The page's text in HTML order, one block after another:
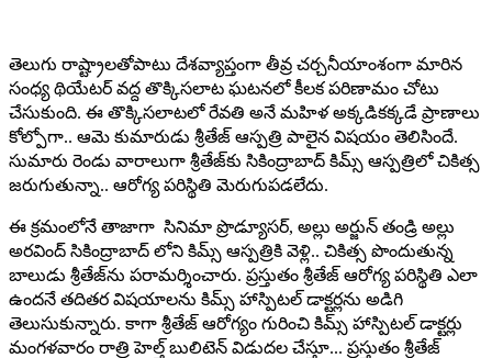
తెలుగు రాష్ట్రాలతోపాటు దేశవ్యాప్తంగా తీవ్ర చర్చనీయాంశంగా మారిన
సంధ్య థియేటర్ వద్ద తొక్కిసలాట ఘటనలో కీలక పరిణామం చోటు
చేసుకుంది. ఈ తొక్కిసలాటలో రేవతి అనే మహిళ అక్కడికక్కడే ప్రాణాలు
కోల్పోగా.. ఆమె కుమారుడు శ్రీతేజ్ ఆస్పత్రి పాలైన విషయం తెలిసిందే.
సుమారు రెండు వారాలుగా శ్రీతేజ్‌కు సికింద్రాబాద్ కిమ్స్ ఆస్పత్రిలో చికిత్స
జరుగుతున్నా.. ఆరోగ్య పరిస్థితి మెరుగుపడలేదు.
ఈ క్రమంలోనే తాజాగా సినిమా ప్రొడ్యూసర్, అల్లు అర్జున్ తండ్రి అల్లు
అరవింద్ సికింద్రాబాద్‌ లోని కిమ్స్‌ ఆస్పత్రికి వెళ్లి.. చికిత్స పొందుతున్న
బాలుడు శ్రీతేజ్‌ను పరామర్శించారు. ప్రస్తుతం శ్రీతేజ్‌ ఆరోగ్య పరిస్థితి ఎలా
ఉందనే తదితర విషయాలను కిమ్స్ హాస్పిటల్ డాక్టర్లను అడిగి
తెలుసుకున్నారు. కాగా శ్రీతేజ్‌ ఆరోగ్యం గురించి కిమ్స్ హాస్పిటల్ డాక్టర్లు
మంగళవారం రాత్రి హెల్త్ బులిటెన్ విడుదల చేస్తూ... ప్రస్తుతం శ్రీతేజ్